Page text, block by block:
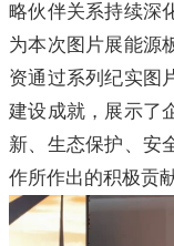
略伙伴关系持续深
为本次图片展能源
资通过系列纪实图
建设成就，展示了
新、生态保护、安
作所作出的积极贡献